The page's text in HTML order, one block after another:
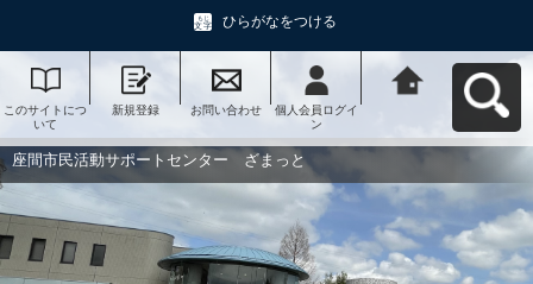
ひらがなをつける
このサイトにつ
いて
新規登録 お問い合わせ
個人会員ログイ
ン
ー ざまっとへ
座間市民活動サポートセンター ざまっと